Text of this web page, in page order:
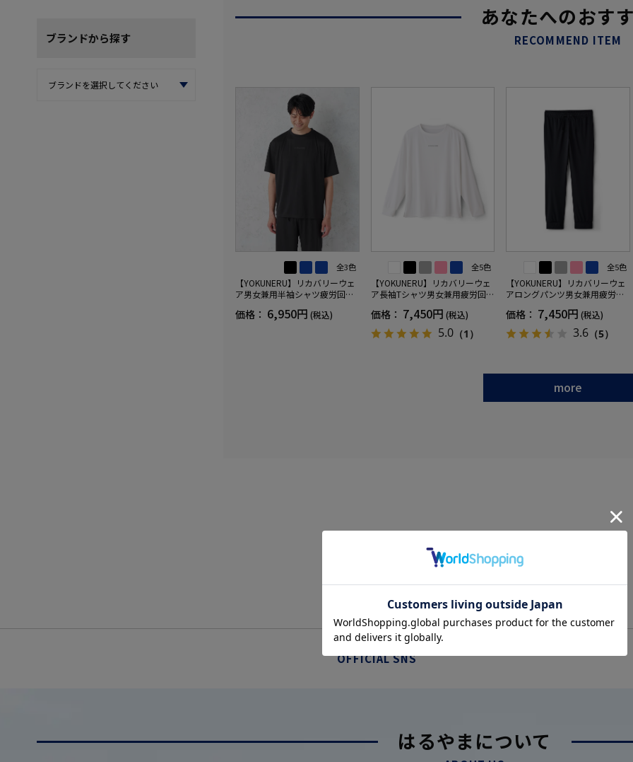
ブランドから探す
あなたへのおす
RECOMMEND ITEM
全3色
【YOKUNERU】リカバリーウェ
ア男女兼用半袖シャツ疲労回復
(R)【一般医療機器】SS～LLサイ
価格： 6,950円 (税込)
全5色
【YOKUNERU】リカバリーウェ
ア長袖Tシャツ男女兼用疲労回復
(R)【一般医療機器】SS～LLサイ
ズ
価格： 7,450円 (税込)
5.0（1）
全5色
【YOKUNERU】リカバリーウェ
アロングパンツ男女兼用疲労回
IX(R)【一般医療機器】SS～LLサ
イズ
価格： 7,450円 (税込)
3.6 （5）
more
OFFICIAL SNS
はるやまについて